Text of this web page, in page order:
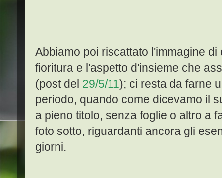
Abbiamo poi riscattato l'immagine
fioritura e l'aspetto d'insieme che
(post del 29/5/11); ci resta da farne
periodo, quando come dicevamo il
a pieno titolo, senza foglie o altro a
foto sotto, riguardanti ancora gli
giorni.